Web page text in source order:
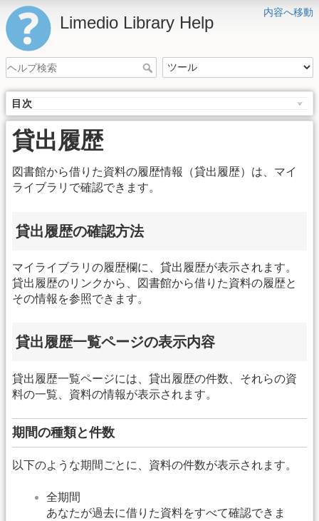
内容へ移動
Limedio Library Help
目次
貸出履歴
図書館から借りた資料の履歴情報（貸出履歴）は、マイ
ライブラリで確認できます。
貸出履歴の確認方法
マイライブラリの履歴欄に、貸出履歴が表示されます。
貸出履歴のリンクから、図書館から借りた資料の履歴と
その情報を参照できます。
貸出履歴一覧ページの表示内容
貸出履歴一覧ページには、貸出履歴の件数、それらの資
料の一覧、資料の情報が表示されます。
期間の種類と件数
以下のような期間ごとに、資料の件数が表示されます。
全期間
あなたが過去に借りた資料をすべて確認できま